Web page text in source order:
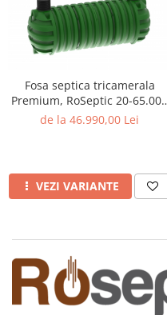
Fosa septica tricamerala
Premium, RoSeptic 20-65.000
litri
de la 46.990,00 Lei
VEZI VARIANTE